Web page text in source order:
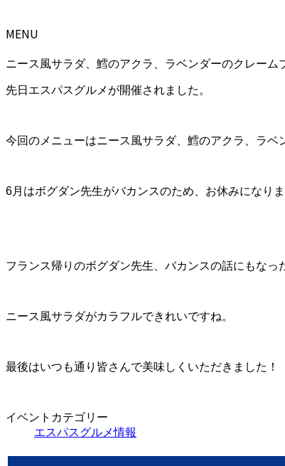
MENU
ニース風サラダ、鱈のアクラ、ラベンダーのクレーム
先日エスパスグルメが開催されました。
今回のメニューはニース風サラダ、鱈のアクラ、ラベ
6月はボグダン先生がバカンスのため、お休みになり
フランス帰りのボグダン先生、バカンスの話にもなっ
ニース風サラダがカラフルできれいですね。
最後はいつも通り皆さんで美味しくいただきました！
イベントカテゴリー
エスパスグルメ情報